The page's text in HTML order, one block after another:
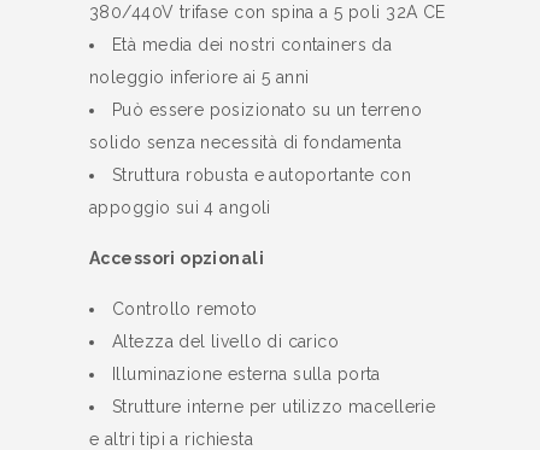
380/440V trifase con spina a 5 poli 32A CE
Età media dei nostri containers da
noleggio inferiore ai 5 anni
Può essere posizionato su un terreno
solido senza necessità di fondamenta
Struttura robusta e autoportante con
appoggio sui 4 angoli
Accessori opzionali
Controllo remoto
Altezza del livello di carico
Illuminazione esterna sulla porta
Strutture interne per utilizzo macellerie
e altri tipi a richiesta